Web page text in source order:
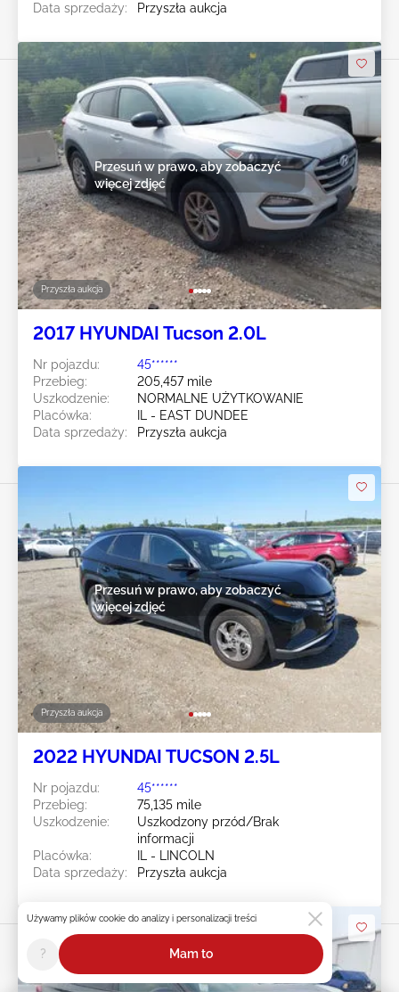
Data sprzedaży:
Przyszła aukcja
Przyszła aukcja
Przesuń w prawo, aby zobaczyć
więcej zdjęć
2017 HYUNDAI Tucson 2.0L
Nr pojazdu:
45******
Przebieg:
205,457 mile
Uszkodzenie:
NORMALNE UŻYTKOWANIE
Placówka:
IL - EAST DUNDEE
Data sprzedaży:
Przyszła aukcja
Przyszła aukcja
Przesuń w prawo, aby zobaczyć
więcej zdjęć
2022 HYUNDAI TUCSON 2.5L
Nr pojazdu:
45******
Przebieg:
75,135 mile
Uszkodzenie:
Uszkodzony przód/Brak
informacji
Placówka:
IL - LINCOLN
Data sprzedaży:
Przyszła aukcja
Używamy plików cookie do analizy i personalizacji treści
? Mam to